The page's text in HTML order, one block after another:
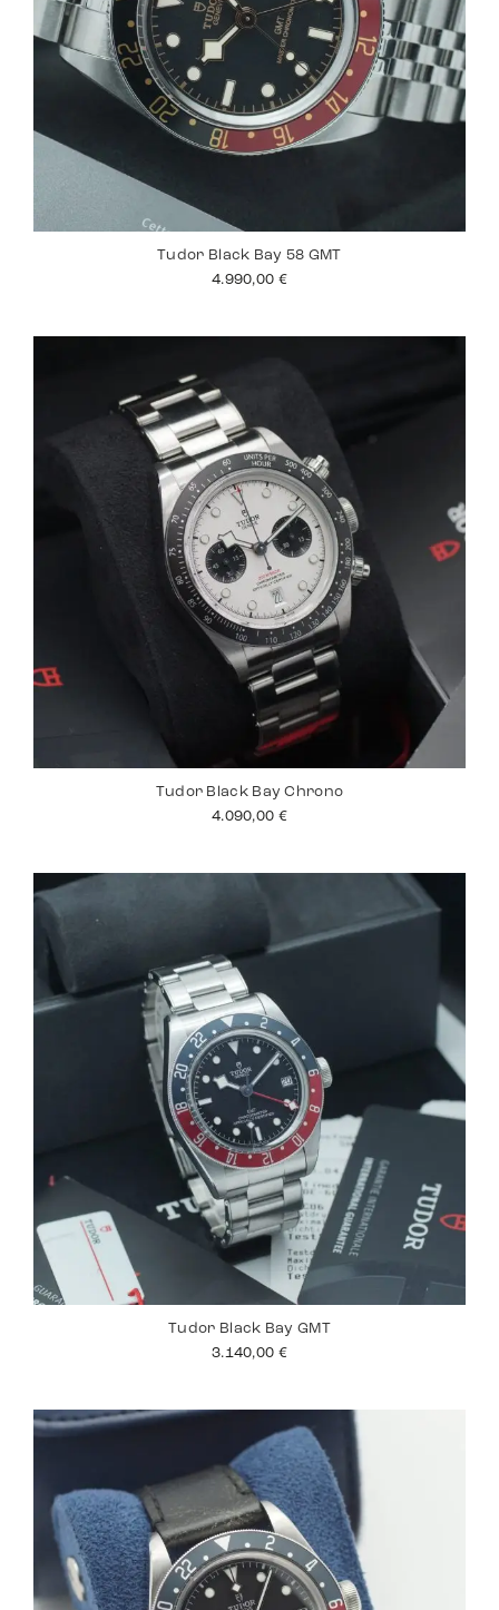
Tudor Black Bay 58 GMT
4.990,00 €
Tudor Black Bay Chrono
4.090,00 €
Tudor Black Bay GMT
3.140,00 €